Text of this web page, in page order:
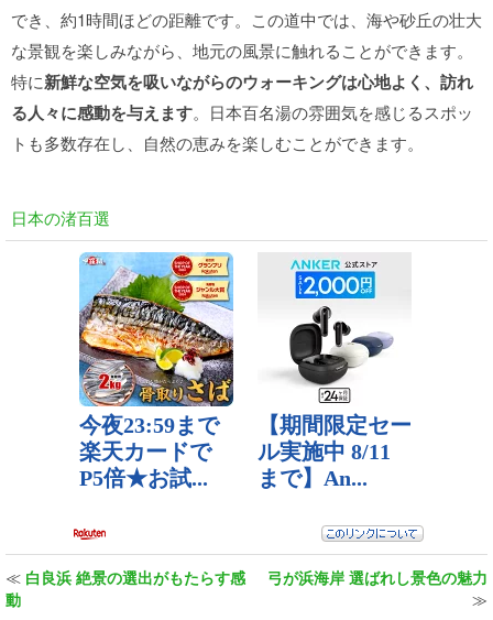
でき、約1時間ほどの距離です。この道中では、海や砂丘の壮大
な景観を楽しみながら、地元の風景に触れることができます。
特に新鮮な空気を吸いながらのウォーキングは心地よく、訪れ
る人々に感動を与えます。日本百名湯の雰囲気を感じるスポッ
トも多数存在し、自然の恵みを楽しむことができます。
日本の渚百選
≪ 白良浜 絶景の選出がもたらす感
動
弓が浜海岸 選ばれし景色の魅力
≫